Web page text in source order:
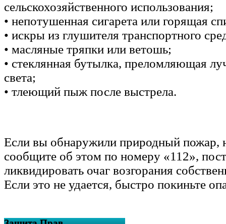
сельскохозяйственного использования;
• непотушенная сигарета или горящая
• искры из глушителя транспортного
• масляные тряпки или ветошь;
• стеклянная бутылка, преломляющая
света;
• тлеющий пыж после выстрела.
Если вы обнаружили природный пожар,
сообщите об этом по номеру «112»,
ликвидировать очаг возгорания
Если это не удается, быстро покиньте